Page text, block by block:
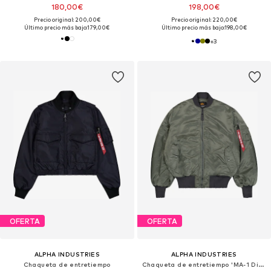
180,00€
Precio original: 200,00€
Último precio más bajo:179,00€
198,00€
Precio original: 220,00€
Último precio más bajo:198,00€
+3
OFERTA
ALPHA INDUSTRIES
Chaqueta de entretiempo
OFERTA
ALPHA INDUSTRIES
Chaqueta de entretiempo 'MA-1 Distressed'